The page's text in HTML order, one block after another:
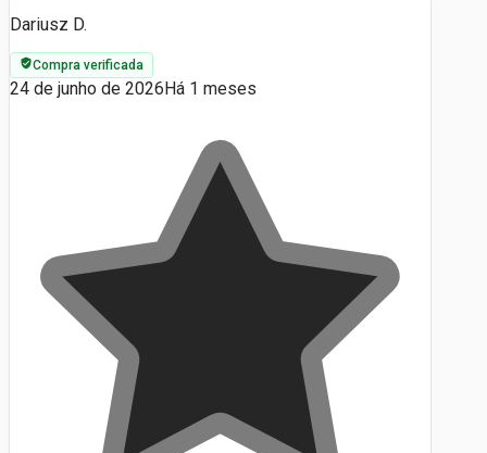
Dariusz D.
Compra verificada
24 de junho de 2026 Há 1 meses